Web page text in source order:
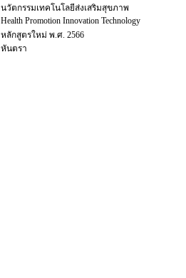
นวัตกรรมเทคโนโลยีส่งเสริมสุขภาพ
Health Promotion Innovation Technology
หลักสูตรใหม่ พ.ศ. 2566
หันตรา